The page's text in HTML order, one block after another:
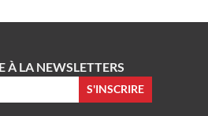
À LA NEWSLETTERS
S'INSCRIRE